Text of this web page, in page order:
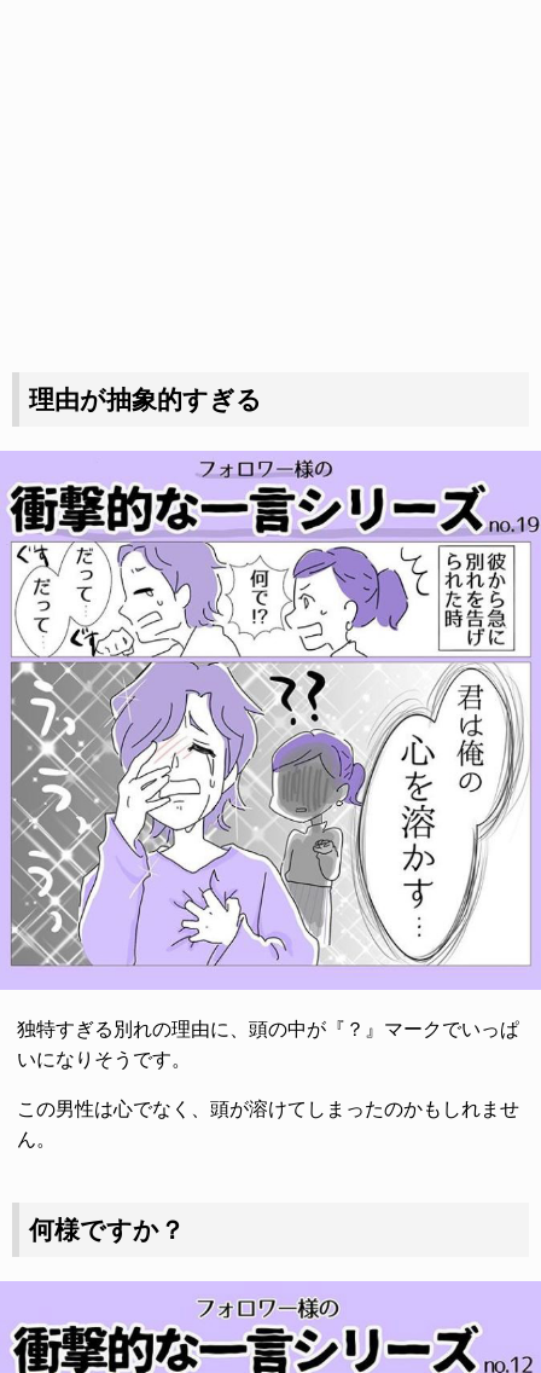
理由が抽象的すぎる
独特すぎる別れの理由に、頭の中が『？』マークでいっぱ
いになりそうです。
この男性は心でなく、頭が溶けてしまったのかもしれませ
ん。
何様ですか？